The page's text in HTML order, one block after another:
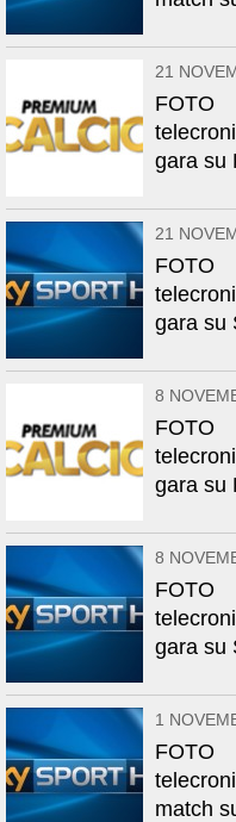
21
gara su
21
gara su
8
gara su
8
gara su
1
match